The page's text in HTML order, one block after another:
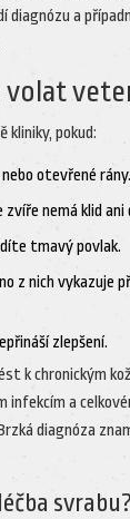
a
volat
kliniky, pokud:
otevřené rány.
nemá klid ani
tmavý povlak.
z nich vykazuje
zlepšení.
k chronickým
infekcím a
diagnóza
svrabu?